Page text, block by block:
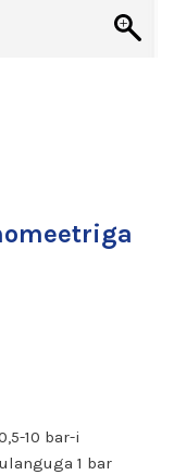
10 bar-i
1 bar